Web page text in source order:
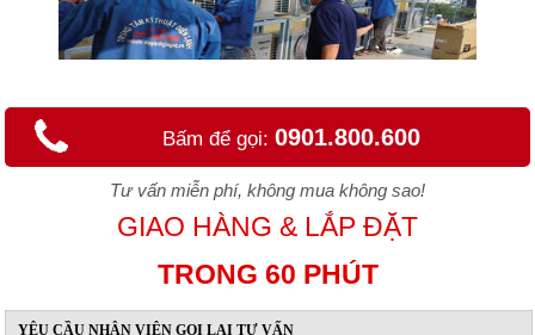
Bấm để gọi: 0901.800.600
Tư vấn miễn phí, không mua không sao!
GIAO HÀNG & LẮP ĐẶT
TRONG 60 PHÚT
YÊU CẦU NHÂN VIÊN GỌI LẠI TƯ VẤN